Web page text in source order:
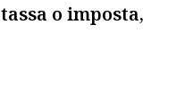
o imposta,